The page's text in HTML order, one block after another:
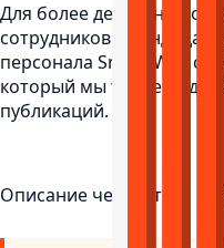
Для более детальной
сотрудников и
персонала Smart Way
который мы также
публикаций.
Описание четвертого